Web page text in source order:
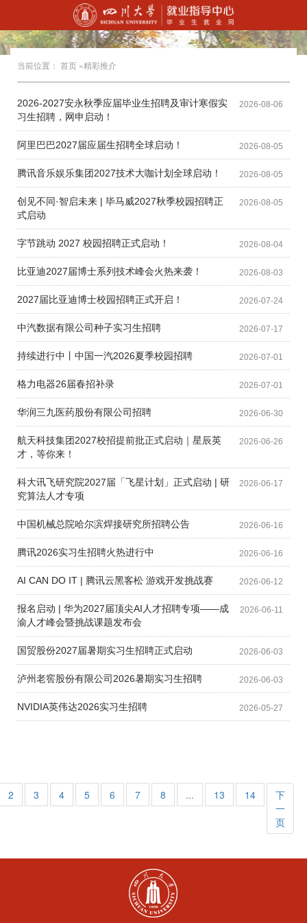
当前位置： 首页 »精彩推介
2026-08-06
2026-2027安永秋季应届毕业生招聘及审计寒假实
习生招聘，网申启动！
2026-08-05
阿里巴巴2027届应届生招聘全球启动！
2026-08-05
腾讯音乐娱乐集团2027技术大咖计划全球启动！
2026-08-05
创见不同·智启未来 | 毕马威2027秋季校园招聘正
式启动
2026-08-04
字节跳动 2027 校园招聘正式启动！
2026-08-03
比亚迪2027届博士系列技术峰会火热来袭！
2026-07-24
2027届比亚迪博士校园招聘正式开启！
2026-07-17
中汽数据有限公司种子实习生招聘
2026-07-01
持续进行中丨中国一汽2026夏季校园招聘
2026-07-01
格力电器26届春招补录
2026-06-30
华润三九医药股份有限公司招聘
2026-06-26
航天科技集团2027校招提前批正式启动｜星辰英
才，等你来！
2026-06-17
科大讯飞研究院2027届「飞星计划」正式启动 | 研
究算法人才专项
2026-06-16
中国机械总院哈尔滨焊接研究所招聘公告
2026-06-16
腾讯2026实习生招聘火热进行中
2026-06-12
AI CAN DO IT | 腾讯云黑客松 游戏开发挑战赛
2026-06-11
报名启动 | 华为2027届顶尖AI人才招聘专项——成
渝人才峰会暨挑战课题发布会
2026-06-03
国贸股份2027届暑期实习生招聘正式启动
2026-06-03
泸州老窖股份有限公司2026暑期实习生招聘
2026-05-27
NVIDIA英伟达2026实习生招聘
2 3 4 5 6 7 8 ... 13 14
下
一
页